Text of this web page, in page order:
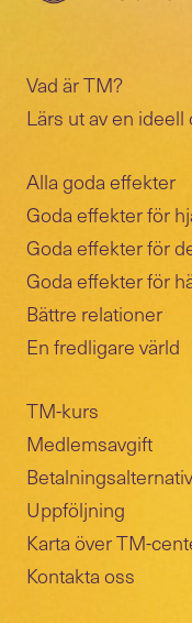
Vad är TM?
Lärs ut av en
Alla goda effekter
Goda effekter för
Goda effekter för
Goda effekter för
Bättre relationer
En fredligare värld
TM-kurs
Medlemsavgift
Betalningsalternativ
Uppföljning
Karta över TM-
Kontakta oss